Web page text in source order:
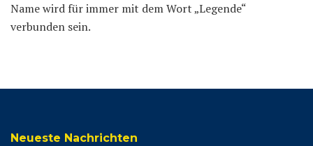
Name wird für immer mit dem Wort „Legende“
verbunden sein.
Neueste Nachrichten